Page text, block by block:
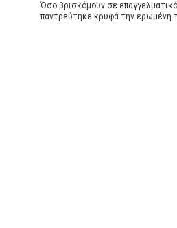
Όσο βρισκόμουν σε
παντρεύτηκε κρυφά την ερωμένη